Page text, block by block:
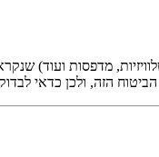
מדפסות ועוד)
הזה, ולכן כדאי